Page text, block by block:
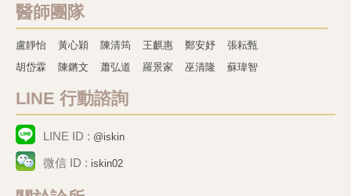
醫師團隊
盧靜怡 黃心穎 陳清筠 王麒惠 鄭安妤
張耘甄
胡岱霖
陳鏘文 蕭弘道 羅景家 巫清隆 蘇瑋智
LINE 行動諮詢
LINE ID : @iskin
微信 ID : iskin02